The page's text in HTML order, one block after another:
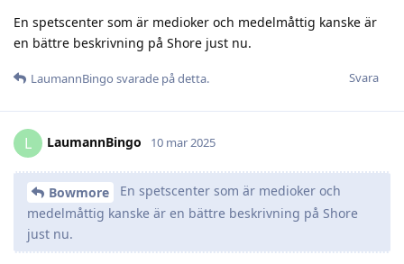
En spetscenter som är medioker och medelmåttig kanske är
en bättre beskrivning på Shore just nu.
Svara
LaumannBingo svarade på detta.
L LaumannBingo 10 mar 2025
Bowmore
En spetscenter som är medioker och
medelmåttig kanske är en bättre beskrivning på Shore
just nu.